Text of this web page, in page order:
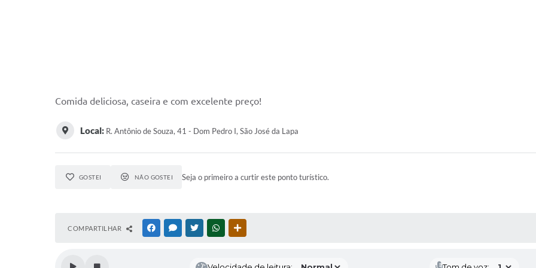
Comida deliciosa, caseira e com excelente preço!
Local: R. Antônio de Souza, 41 - Dom Pedro I, São José da Lapa
GOSTEI NÃO GOSTEI Seja o primeiro a curtir este ponto turístico.
COMPARTILHAR FACEBOOKMESSENGER
TWITTERWHATSAPP